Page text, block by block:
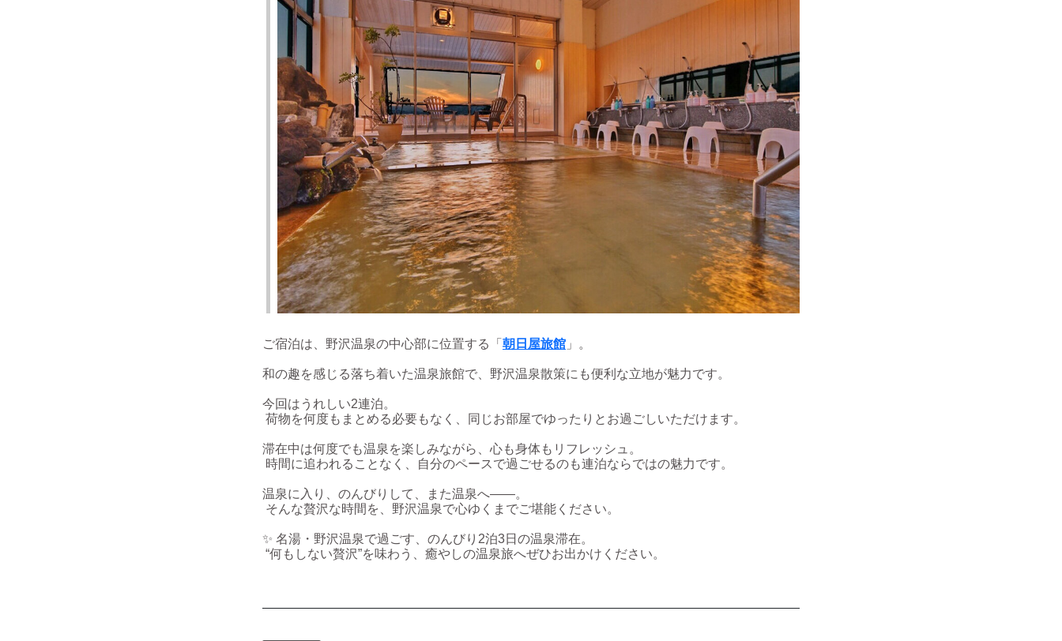
ご宿泊は、野沢温泉の中心部に位置する「 朝日屋旅館 」。
和の趣を感じる落ち着いた温泉旅館で、野沢温泉散策にも便利な立地が魅力です。
今回はうれしい2連泊。
荷物を何度もまとめる必要もなく、同じお部屋でゆったりとお過ごしいただけます。
滞在中は何度でも温泉を楽しみながら、心も身体もリフレッシュ。
時間に追われることなく、自分のペースで過ごせるのも連泊ならではの魅力です。
温泉に入り、のんびりして、また温泉へ――。
そんな贅沢な時間を、野沢温泉で心ゆくまでご堪能ください。
✨ 名湯・野沢温泉で過ごす、のんびり2泊3日の温泉滞在。
“何もしない贅沢”を味わう、癒やしの温泉旅へぜひお出かけください。